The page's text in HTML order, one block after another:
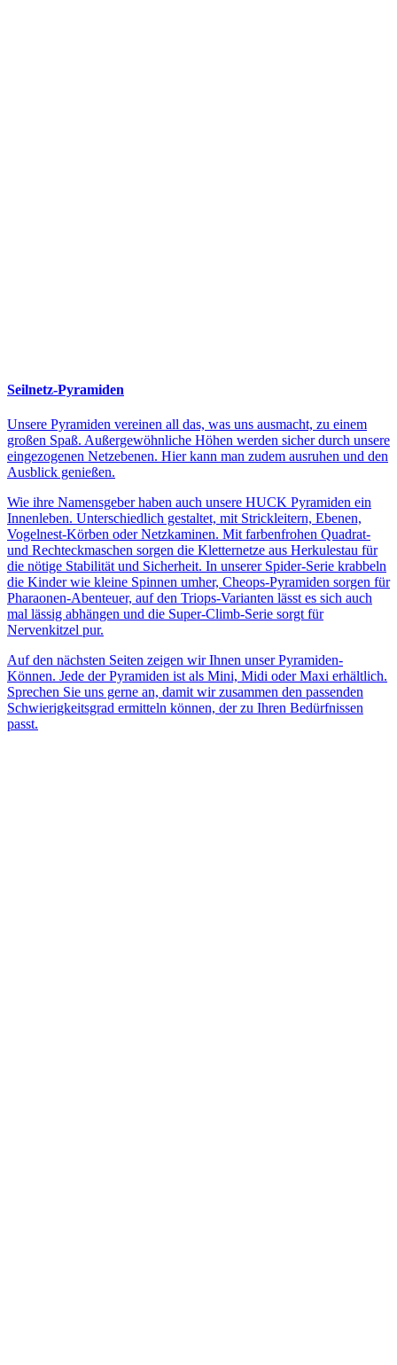
Seilnetz-Pyramiden
Unsere Pyramiden vereinen all das, was uns ausmacht, zu einem
großen Spaß. Außergewöhnliche Höhen werden sicher durch unsere
eingezogenen Netzebenen. Hier kann man zudem ausruhen und den
Ausblick genießen.
Wie ihre Namensgeber haben auch unsere HUCK Pyramiden ein
Innenleben. Unterschiedlich gestaltet, mit Strickleitern, Ebenen,
Vogelnest-Körben oder Netzkaminen. Mit farbenfrohen Quadrat-
und Rechteckmaschen sorgen die Kletternetze aus Herkulestau für
die nötige Stabilität und Sicherheit. In unserer Spider-Serie krabbeln
die Kinder wie kleine Spinnen umher, Cheops-Pyramiden sorgen für
Pharaonen-Abenteuer, auf den Triops-Varianten lässt es sich auch
mal lässig abhängen und die Super-Climb-Serie sorgt für
Nervenkitzel pur.
Auf den nächsten Seiten zeigen wir Ihnen unser Pyramiden-
Können. Jede der Pyramiden ist als Mini, Midi oder Maxi erhältlich.
Sprechen Sie uns gerne an, damit wir zusammen den passenden
Schwierigkeitsgrad ermitteln können, der zu Ihren Bedürfnissen
passt.